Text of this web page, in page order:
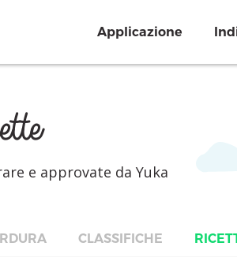
Applicazione
e approvate da Yuka
CLASSIFICHE